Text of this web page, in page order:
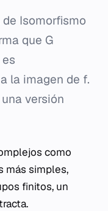
de Isomorfismo
que G
es
la imagen de f.
versión
como
más simples,
finitos, un